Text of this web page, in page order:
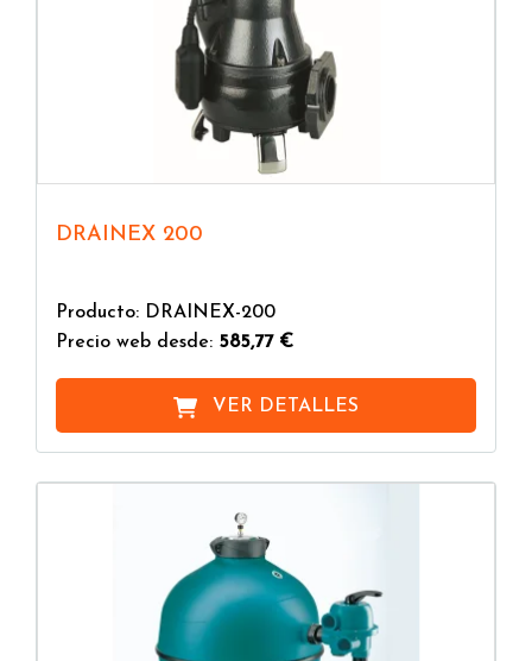
DRAINEX 200
Producto: DRAINEX-200
Precio web desde: 585,77 €
VER DETALLES